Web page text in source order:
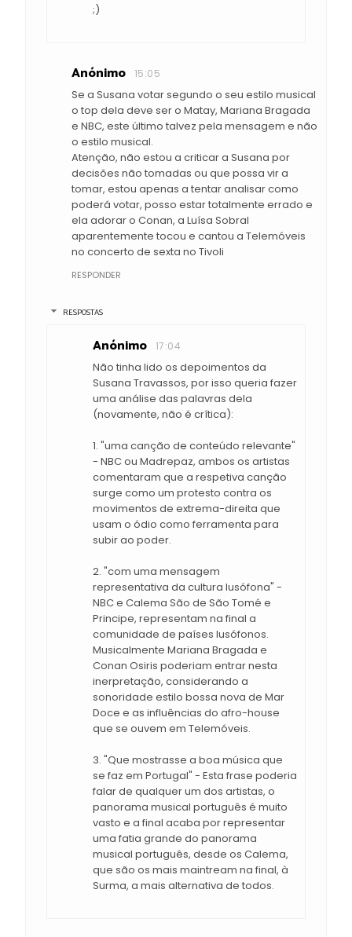
;)
Anónimo 15:05
Se a Susana votar segundo o seu estilo musical
o top dela deve ser o Matay, Mariana Bragada
e NBC, este último talvez pela mensagem e não
o estilo musical.
Atenção, não estou a criticar a Susana por
decisões não tomadas ou que possa vir a
tomar, estou apenas a tentar analisar como
poderá votar, posso estar totalmente errado e
ela adorar o Conan, a Luísa Sobral
aparentemente tocou e cantou a Telemóveis
no concerto de sexta no Tivoli
RESPONDER
RESPOSTAS
Anónimo 17:04
Não tinha lido os depoimentos da
Susana Travassos, por isso queria fazer
uma análise das palavras dela
(novamente, não é crítica):
1. "uma canção de conteúdo relevante"
- NBC ou Madrepaz, ambos os artistas
comentaram que a respetiva canção
surge como um protesto contra os
movimentos de extrema-direita que
usam o ódio como ferramenta para
subir ao poder.
2. "com uma mensagem
representativa da cultura lusófona" -
NBC e Calema São de São Tomé e
Principe, representam na final a
comunidade de países lusófonos.
Musicalmente Mariana Bragada e
Conan Osiris poderiam entrar nesta
inerpretação, considerando a
sonoridade estilo bossa nova de Mar
Doce e as influências do afro-house
que se ouvem em Telemóveis.
3. "Que mostrasse a boa música que
se faz em Portugal" - Esta frase poderia
falar de qualquer um dos artistas, o
panorama musical português é muito
vasto e a final acaba por representar
uma fatia grande do panorama
musical português, desde os Calema,
que são os mais maintream na final, à
Surma, a mais alternativa de todos.